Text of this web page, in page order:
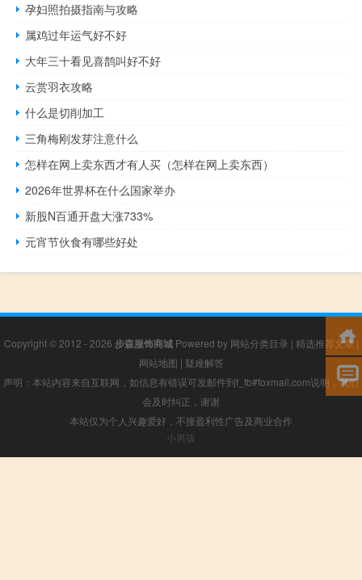
孕妇照拍摄指南与攻略
属鸡过年运气好不好
大年三十看见喜鹊叫好不好
云赏羽衣攻略
什么是切削加工
三角梅刚发芽注意什么
怎样在网上卖东西才有人买（怎样在网上卖东西）
2026年世界杯在什么国家举办
新股N百通开盘大涨733%
元宵节伙食有哪些好处
Copyright © 2012 - 2026 步森服饰商城Powered by 网站分类目录 | 精选推荐文章|
网站地图 | 疑难解答
声明：本站内容来自互联网，如信息有错误可发邮件到f_fb#foxmail.com说明，我们
会及时纠正，谢谢
本站仅为个人兴趣爱好，不接盈利性广告及商业合作
小男孩